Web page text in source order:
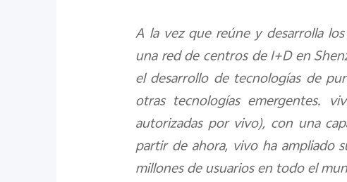
A la vez que reúne y desarrolla
una red de centros de I+D en
el desarrollo de tecnologías de
otras tecnologías emergentes.
autorizadas por vivo), con una
partir de ahora, vivo ha ampliado
millones de usuarios en todo el